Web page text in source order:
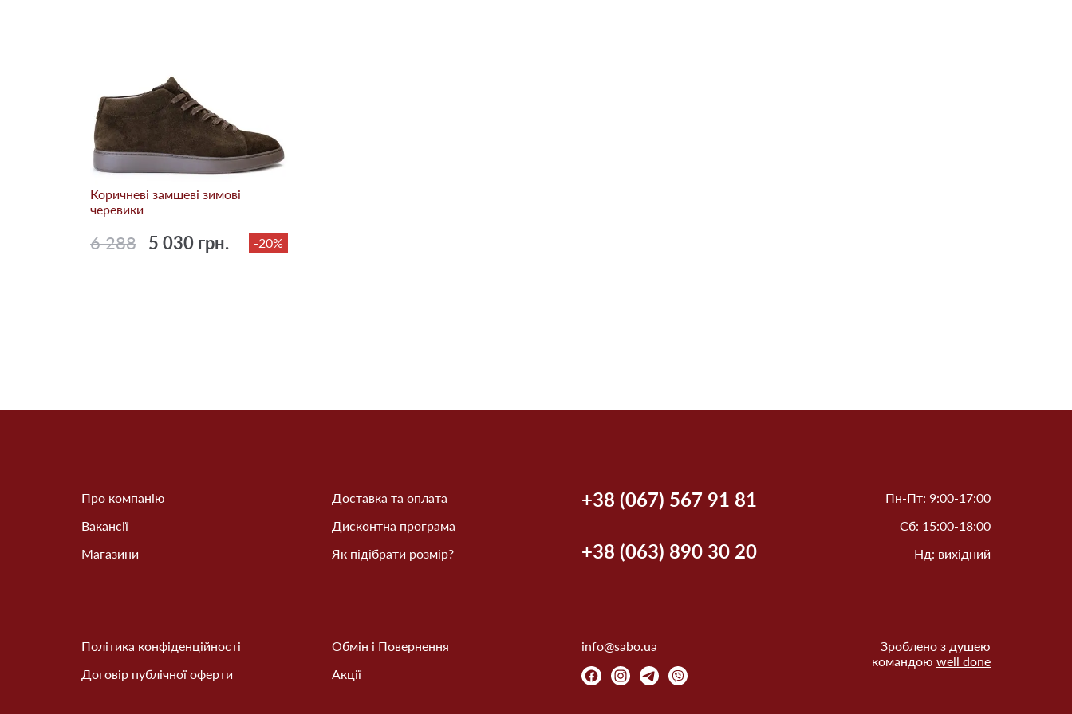
Коричневі замшеві зимові
черевики
6 288 5 030 грн. -20%
Про компанію
Вакансії
Магазини
Доставка та оплата
Дисконтна програма
Як підібрати розмір?
Політика конфіденційності
Договір публічної оферти
Обмін і Повернення
Акції
+38 (067) 567 91 81
+38 (063) 890 30 20
Пн-Пт: 9:00-17:00
Сб: 15:00-18:00
Нд: вихідний
info@sabo.ua
Зроблено з душею
командою well done